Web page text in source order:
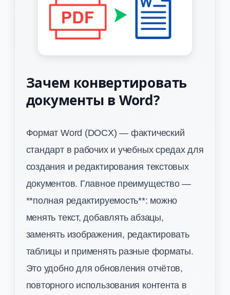
Зачем конвертировать
документы в Word?
Формат Word (DOCX) — фактический
стандарт в рабочих и учебных средах для
создания и редактирования текстовых
документов. Главное преимущество —
**полная редактируемость**: можно
менять текст, добавлять абзацы,
заменять изображения, редактировать
таблицы и применять разные форматы.
Это удобно для обновления отчётов,
повторного использования контента в